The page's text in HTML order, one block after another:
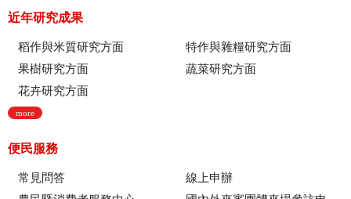
近年研究成果
稻作與米質研究方面
特作與雜糧研究方面
果樹研究方面
蔬菜研究方面
花卉研究方面
more
便民服務
常見問答
線上申辦